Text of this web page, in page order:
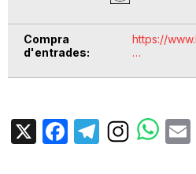
Compra
d'entrades
https://
…
X Facebook